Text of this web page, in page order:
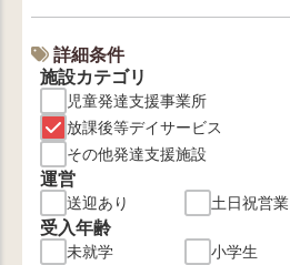
詳細条件
施設カテゴリ
児童発達支援事業所
放課後等デイサービス
その他発達支援施設
運営
送迎あり 土日祝営業
受入年齢
未就学
小学生